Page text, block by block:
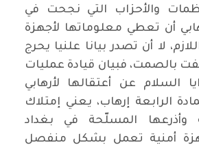
والأحزاب التي نجحت في
أن تعطي معلوماتها لأجهزة
لا أن تصدر بيانا علنيا يحرج
بالصمت، فبيان قيادة عمليات
السلام عن أعتقالها لأرهابي
الرابعة إرهاب، يعني إمتلاك
وأذرعها المسلّحة في بغداد
أمنية تعمل بشكل منفصل